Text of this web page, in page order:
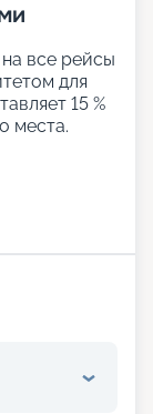
все рейсы
для
15 %
места.